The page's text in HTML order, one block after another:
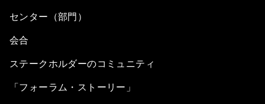
センター（部門）
会合
ステークホルダーのコミュニティ
「フォーラム・ストーリー」